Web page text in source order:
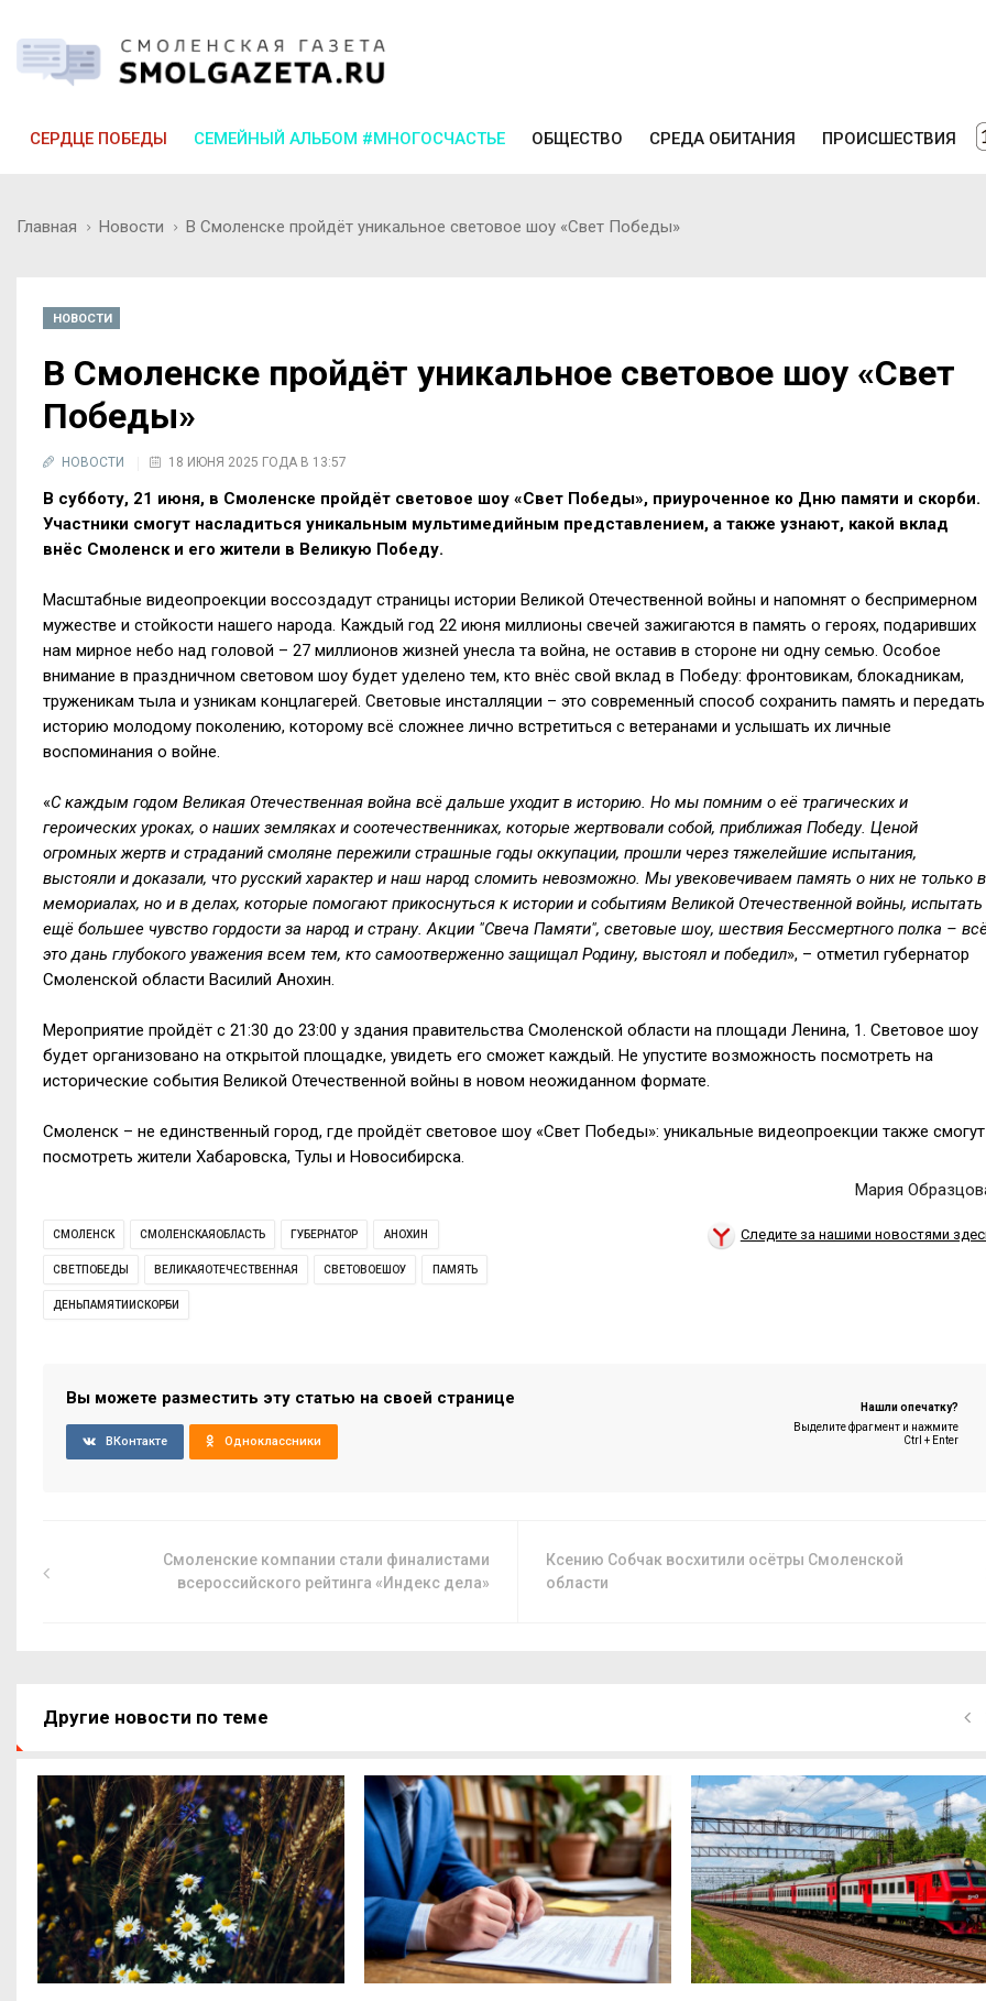
СЕРДЦЕ ПОБЕДЫ СЕМЕЙНЫЙ АЛЬБОМ #МНОГОСЧАСТЬЕ ОБЩЕСТВО СРЕДА ОБИТАНИЯ ПРОИСШЕСТВИЯ
Главная Новости В Смоленске пройдёт уникальное световое шоу «Свет Победы»
НОВОСТИ
В Смоленске пройдёт уникальное световое шоу «Свет
Победы»
НОВОСТИ 18 ИЮНЯ 2025 ГОДА В 13:57
В субботу, 21 июня, в Смоленске пройдёт световое шоу «Свет Победы», приуроченное ко Дню памяти и скорби.
Участники смогут насладиться уникальным мультимедийным представлением, а также узнают, какой вклад
внёс Смоленск и его жители в Великую Победу.
Масштабные видеопроекции воссоздадут страницы истории Великой Отечественной войны и напомнят о беспримерном
мужестве и стойкости нашего народа. Каждый год 22 июня миллионы свечей зажигаются в память о героях, подаривших
нам мирное небо над головой – 27 миллионов жизней унесла та война, не оставив в стороне ни одну семью. Особое
внимание в праздничном световом шоу будет уделено тем, кто внёс свой вклад в Победу: фронтовикам, блокадникам,
труженикам тыла и узникам концлагерей. Световые инсталляции – это современный способ сохранить память и передать
историю молодому поколению, которому всё сложнее лично встретиться с ветеранами и услышать их личные
воспоминания о войне.
«С каждым годом Великая Отечественная война всё дальше уходит в историю. Но мы помним о её трагических и
героических уроках, о наших земляках и соотечественниках, которые жертвовали собой, приближая Победу. Ценой
огромных жертв и страданий смоляне пережили страшные годы оккупации, прошли через тяжелейшие испытания,
выстояли и доказали, что русский характер и наш народ сломить невозможно. Мы увековечиваем память о них не только в
мемориалах, но и в делах, которые помогают прикоснуться к истории и событиям Великой Отечественной войны, испытать
ещё большее чувство гордости за народ и страну. Акции "Свеча Памяти", световые шоу, шествия Бессмертного полка –
это дань глубокого уважения всем тем, кто самоотверженно защищал Родину, выстоял и победил», – отметил губернатор
Смоленской области Василий Анохин.
Мероприятие пройдёт c 21:30 до 23:00 у здания правительства Смоленской области на площади Ленина, 1. Световое шоу
будет организовано на открытой площадке, увидеть его сможет каждый. Не упустите возможность посмотреть на
исторические события Великой Отечественной войны в новом неожиданном формате.
Смоленск – не единственный город, где пройдёт световое шоу «Свет Победы»: уникальные видеопроекции также смогут
посмотреть жители Хабаровска, Тулы и Новосибирска.
Мария
СМОЛЕНСК СМОЛЕНСКАЯОБЛАСТЬ ГУБЕРНАТОР АНОХИН
СВЕТПОБЕДЫ ВЕЛИКАЯОТЕЧЕСТВЕННАЯ СВЕТОВОЕШОУ ПАМЯТЬ
ДЕНЬПАМЯТИИСКОРБИ
Следите за нашими новостями
Вы можете разместить эту статью на своей странице
ВКонтакте Одноклассники
Нашли опечатку?
Выделите фрагмент и нажмите
Ctrl + Enter
Смоленские компании стали финалистами
всероссийского рейтинга «Индекс дела»
Ксению Собчак восхитили осётры Смоленской
области
Другие новости по теме